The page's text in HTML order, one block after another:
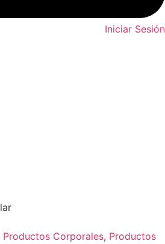
Iniciar Sesión
Productos Corporales, Productos